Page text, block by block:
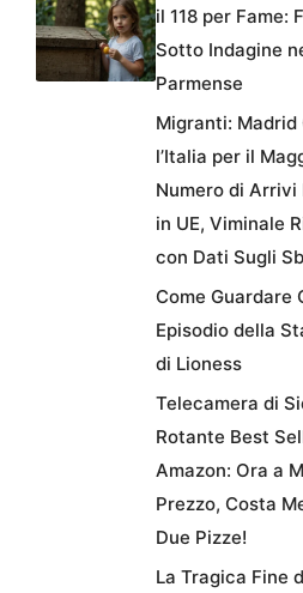
il 118 per Fame:
Sotto Indagine
Parmense
Migranti: Madrid
l’Italia per il
Numero di Arrivi
in UE, Viminale
con Dati Sugli
Come Guardare
Episodio della
di Lioness
Telecamera di
Rotante Best
Amazon: Ora a
Prezzo, Costa
Due Pizze!
La Tragica Fine